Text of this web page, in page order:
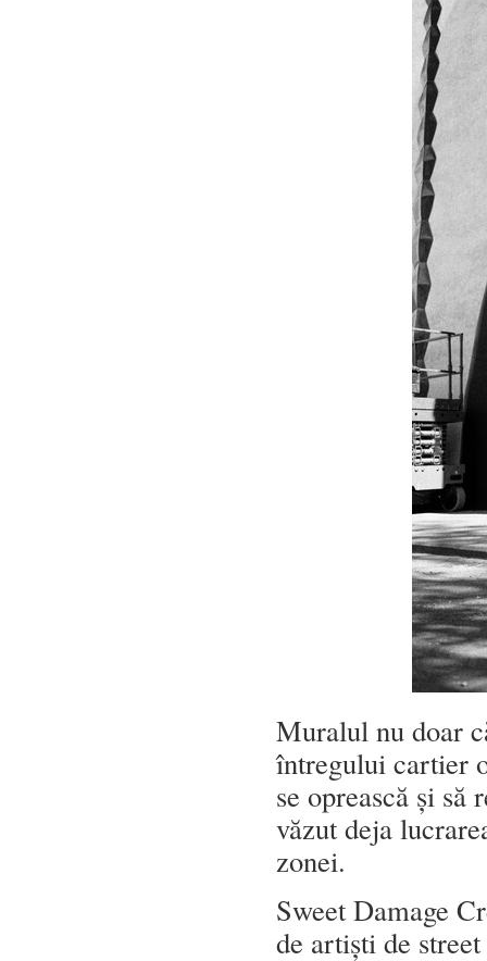
Muralul nu doar
întregului cartier
se oprească și
văzut deja
zonei.
Sweet Damage
de artiști de